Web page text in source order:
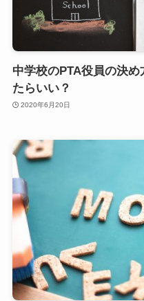
中学校のPTA役員の決
たらいい？
2020年6月20日